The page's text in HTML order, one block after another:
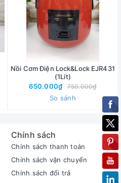
Nồi Cơm Điện Lock&Lock EJR431
(1Lít)
650.000₫
750.000₫
So sánh
Chính sách
Chính sách thanh toán
Chính sách vận chuyển
Chính sách đổi trả